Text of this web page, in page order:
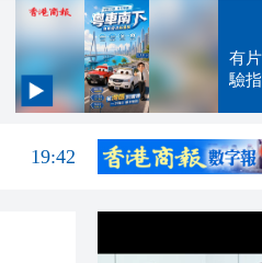
有
驗
19:47
19:42